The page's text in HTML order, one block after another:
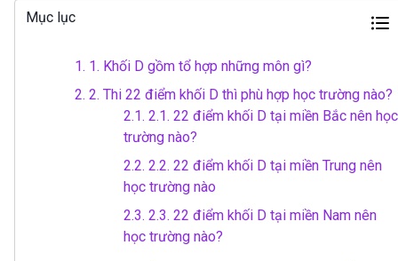
Mục lục
1. 1. Khối D gồm tổ hợp những môn gì?
2. 2. Thi 22 điểm khối D thì phù hợp học trường nào?
2.1. 2.1. 22 điểm khối D tại miền Bắc nên học
trường nào?
2.2. 2.2. 22 điểm khối D tại miền Trung nên
học trường nào
2.3. 2.3. 22 điểm khối D tại miền Nam nên
học trường nào?